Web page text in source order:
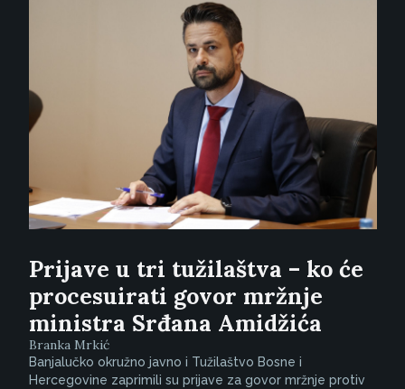
Prijave u tri tužilaštva – ko će
procesuirati govor mržnje
ministra Srđana Amidžića
Branka Mrkić
Banjalučko okružno javno i Tužilaštvo Bosne i
Hercegovine zaprimili su prijave za govor mržnje protiv